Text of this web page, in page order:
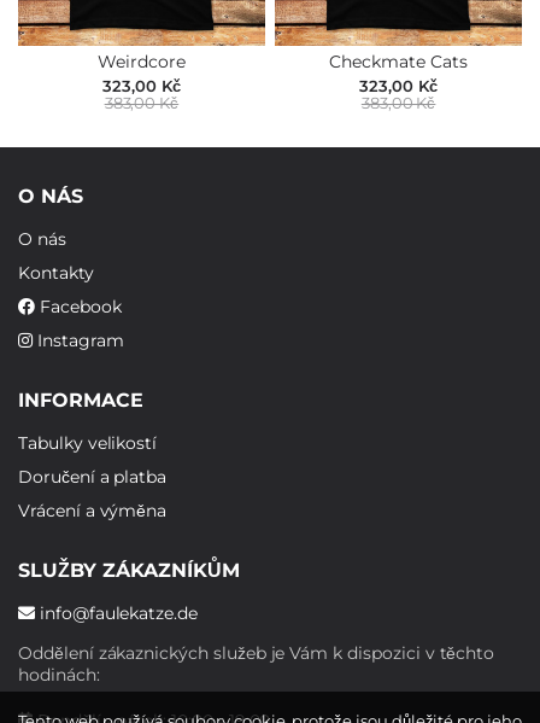
Weirdcore
323,00 Kč
383,00 Kč
Checkmate Cats
323,00 Kč
383,00 Kč
O NÁS
O nás
Kontakty
Facebook
Instagram
INFORMACE
Tabulky velikostí
Doručení a platba
Vrácení a výměna
SLUŽBY ZÁKAZNÍKŮM
info@faulekatze.de
Oddělení zákaznických služeb je Vám k dispozici v těchto
hodinách: